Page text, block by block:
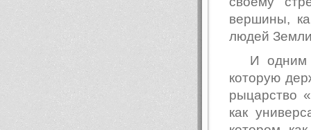
вершины,
людей
И одним
которую
рыцарство
как